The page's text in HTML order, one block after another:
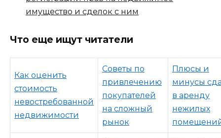
имущество и сделок с ним
Что еще ищут читатели
Как оценить
стоимость
невостребованной
недвижимости
Советы по
привлечению
покупателей
на сложный
рынок
Плюсы и
минусы
в аренду
нежилых